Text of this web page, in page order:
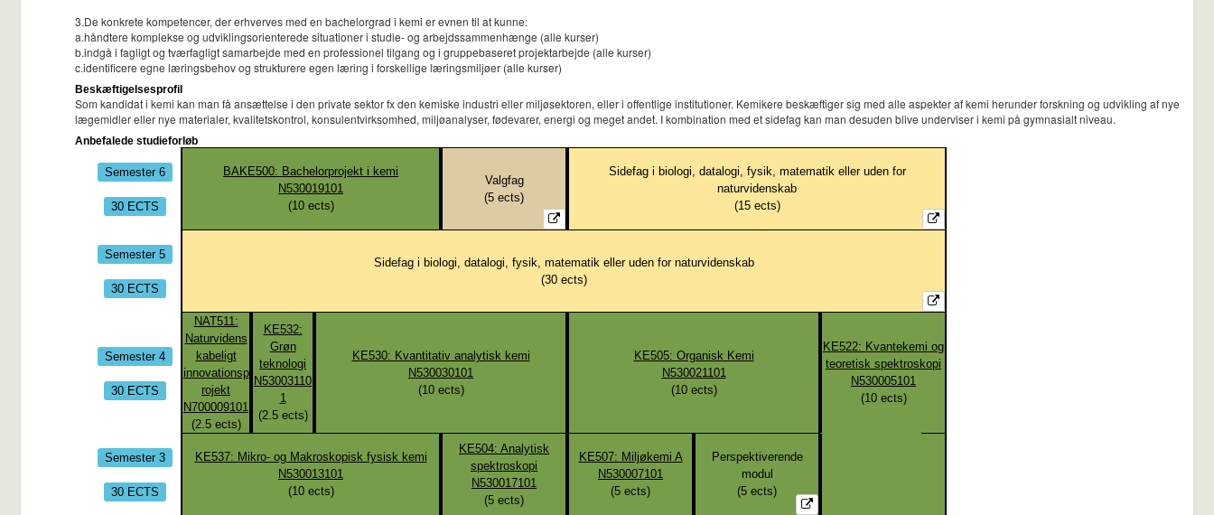
3.De konkrete kompetencer, der erhverves med en bachelorgrad i kemi er evnen til at kunne:
a.håndtere komplekse og udviklingsorienterede situationer i studie- og arbejdssammenhænge (alle kurser)
b.indgå i fagligt og tværfagligt samarbejde med en professionel tilgang og i gruppebaseret projektarbejde (alle kurser)
c.identificere egne læringsbehov og strukturere egen læring i forskellige læringsmiljøer (alle kurser)
Beskæftigelsesprofil
Som kandidat i kemi kan man få ansættelse i den private sektor fx den kemiske industri eller miljøsektoren, eller i offentlige institutioner. Kemikere beskæftiger sig med alle aspekter af kemi herunder forskning og udvikling af nye
lægemidler eller nye materialer, kvalitetskontrol, konsulentvirksomhed, miljøanalyser, fødevarer, energi og meget andet. I kombination med et sidefag kan man desuden blive underviser i kemi på gymnasialt niveau.
Anbefalede studieforløb
Semester 6
30 ECTS
BAKE500: Bachelorprojekt i kemi
N530019101
(10ects)
Valgfag
(5 ects)
Sidefag i biologi, datalogi, fysik, matematik eller uden for
naturvidenskab
(15ects)
Semester 5
30 ECTS
Sidefag i biologi, datalogi, fysik, matematik eller uden for naturvidenskab
(30ects)
Semester 4
30 ECTS
NAT511:
Naturvidens
kabeligt
innovationsp
rojekt
N700009101
(2.5ects)
KE532:
Grøn
teknologi
N53003110
1
(2.5ects)
KE530: Kvantitativ analytisk kemi
N530030101
(10ects)
KE505: Organisk Kemi
N530021101
(10ects)
KE522: Kvantekemi og
teoretisk spektroskopi
N530005101
(10ects)
Semester 3
30 ECTS
KE537: Mikro- og Makroskopisk fysisk kemi
N530013101
(10ects)
KE504: Analytisk
spektroskopi
N530017101
(5 ects)
KE507: Miljøkemi A
N530007101
(5 ects)
Perspektiverende
modul
(5 ects)